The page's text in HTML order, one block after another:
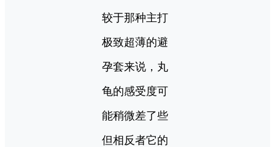
较于那种主打
极致超薄的避
孕套来说，丸
龟的感受度可
能稍微差了些
但相反者它的